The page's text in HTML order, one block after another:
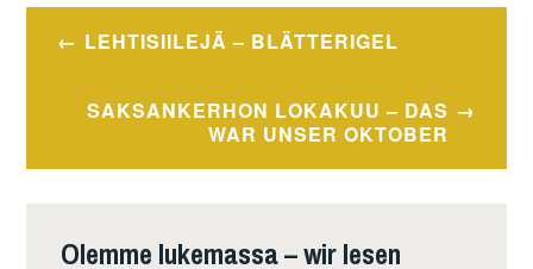
Beitragsnavigation
LEHTISIILEJÄ – BLÄTTERIGEL
SAKSANKERHON LOKAKUU – DAS
WAR UNSER OKTOBER
Olemme lukemassa – wir lesen